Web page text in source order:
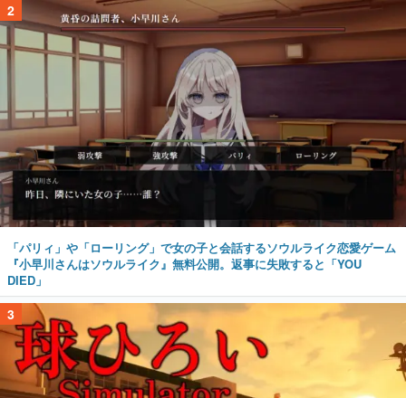
2
「パリィ」や「ローリング」で女の子と会話するソウルライク恋愛ゲーム
『小早川さんはソウルライク』無料公開。返事に失敗すると「YOU
DIED」
3